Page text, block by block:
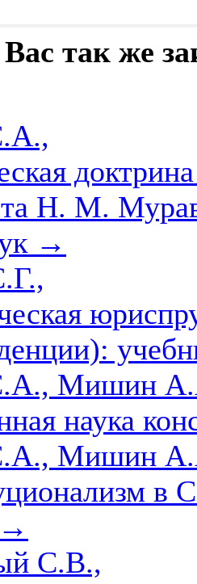
так же
Н. М.
→
Мишин
наука
Мишин
в
→
С.В.,